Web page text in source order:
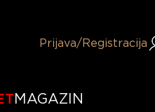
Prijava/Registracija
MAGAZIN